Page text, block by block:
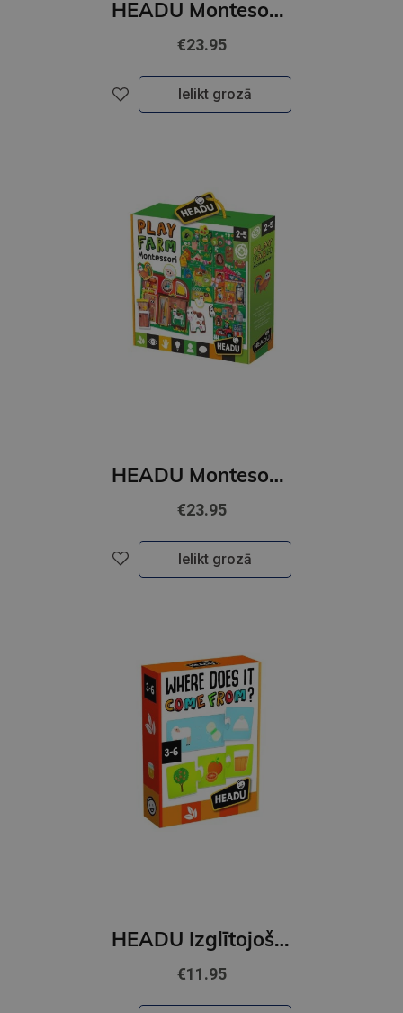
HEADU Montesori spēle Rotaļu pilsēta
€23.95
Ielikt grozā
HEADU Montesori spēle"Ferma"
€23.95
Ielikt grozā
HEADU Izglītojoša spēle "no kurienes tas nāk
€11.95